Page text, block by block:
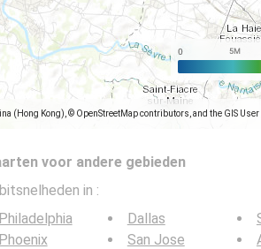
(Hong Kong), © OpenStreetMap contributors, and the GIS
voor andere gebieden
in :
Philadelphia
Phoenix
Dallas
San Jose